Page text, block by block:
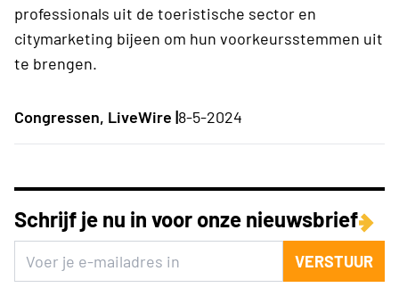
professionals uit de toeristische sector en
citymarketing bijeen om hun voorkeursstemmen uit
te brengen.
Congressen, LiveWire |8-5-2024
Schrijf je nu in voor onze nieuwsbrief
VERSTUUR